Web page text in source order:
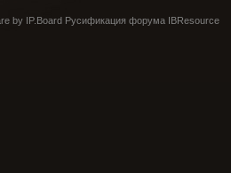
by IP.Board Русификация форума IBResource